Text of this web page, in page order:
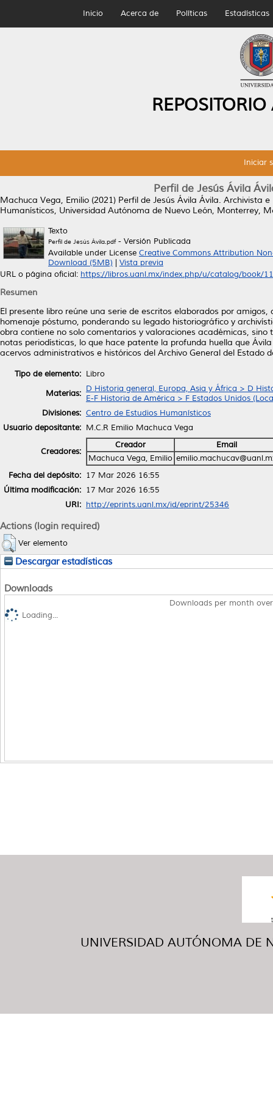
Inicio Acerca de Políticas Estadísticas
Iniciar
Perfil de Jesús Ávila
Machuca Vega, Emilio (2021) Perfil de Jesús Ávila Ávila. Archivista
Humanísticos, Universidad Autónoma de Nuevo León, Monterrey,
Texto
Perfil de Jesús Ávila.pdf- Versión Publicada
Available under License Creative Commons Attribution
Download (5MB)
Vista previa
URL o página oficial: https://libros.uanl.mx/index.php/u/catalog/book/
Resumen
El presente libro reúne una serie de escritos elaborados por
homenaje póstumo, ponderando su legado historiográfico y
obra contiene no solo comentarios y valoraciones académicas,
notas periodísticas, lo que hace patente la profunda huella que
acervos administrativos e históricos del Archivo General del Estado
Tipo de elemento: Libro
Materias: D Historia general, Europa, Asia y África > D
E-F Historia de América > F Estados Unidos
Divisiones: Centro de Estudios Humanísticos
Usuario depositante: M.C.R Emilio Machuca Vega
Creadores:
Creador
Email
Machuca Vega, Emilio
Fecha del depósito: 17 Mar 2026 16:55
Última modificación: 17 Mar 2026 16:55
URI: http://eprints.uanl.mx/id/eprint/25346
Actions (login required)
Ver elemento
Descargar estadísticas
Downloads
Downloads per month
Loading...
UNIVERSIDAD AUTÓNOMA DE